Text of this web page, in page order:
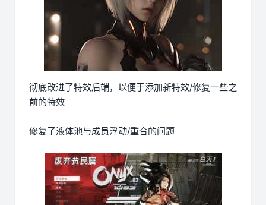
彻底改进了特效后端，以便于添加新特效/修复一些之
前的特效
修复了液体池与成员浮动/重合的问题